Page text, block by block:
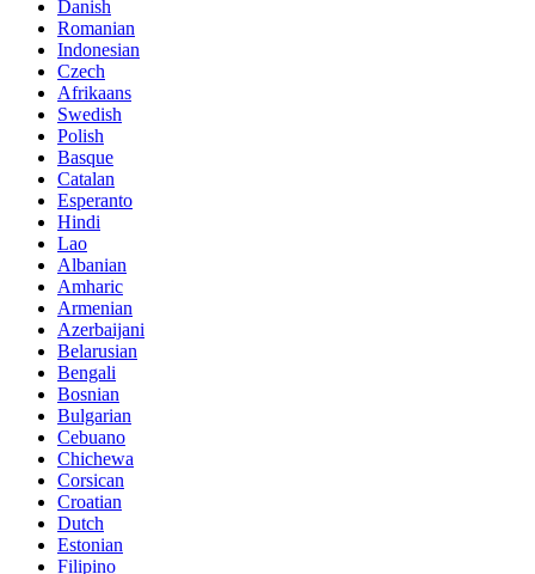
Danish
Romanian
Indonesian
Czech
Afrikaans
Swedish
Polish
Basque
Catalan
Esperanto
Hindi
Lao
Albanian
Amharic
Armenian
Azerbaijani
Belarusian
Bengali
Bosnian
Bulgarian
Cebuano
Chichewa
Corsican
Croatian
Dutch
Estonian
Filipino